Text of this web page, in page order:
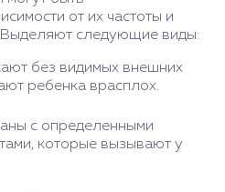
от их частоты и
Выделяют следующие виды:
без видимых внешних
ребенка врасплох.
с определенными
которые вызывают у